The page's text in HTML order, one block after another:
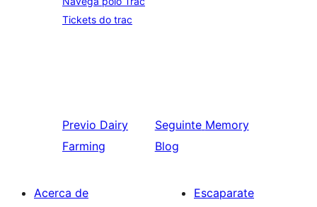
Tickets do trac
Previo Dairy
Farming
Seguinte Memory
Blog
Acerca de
Escaparate